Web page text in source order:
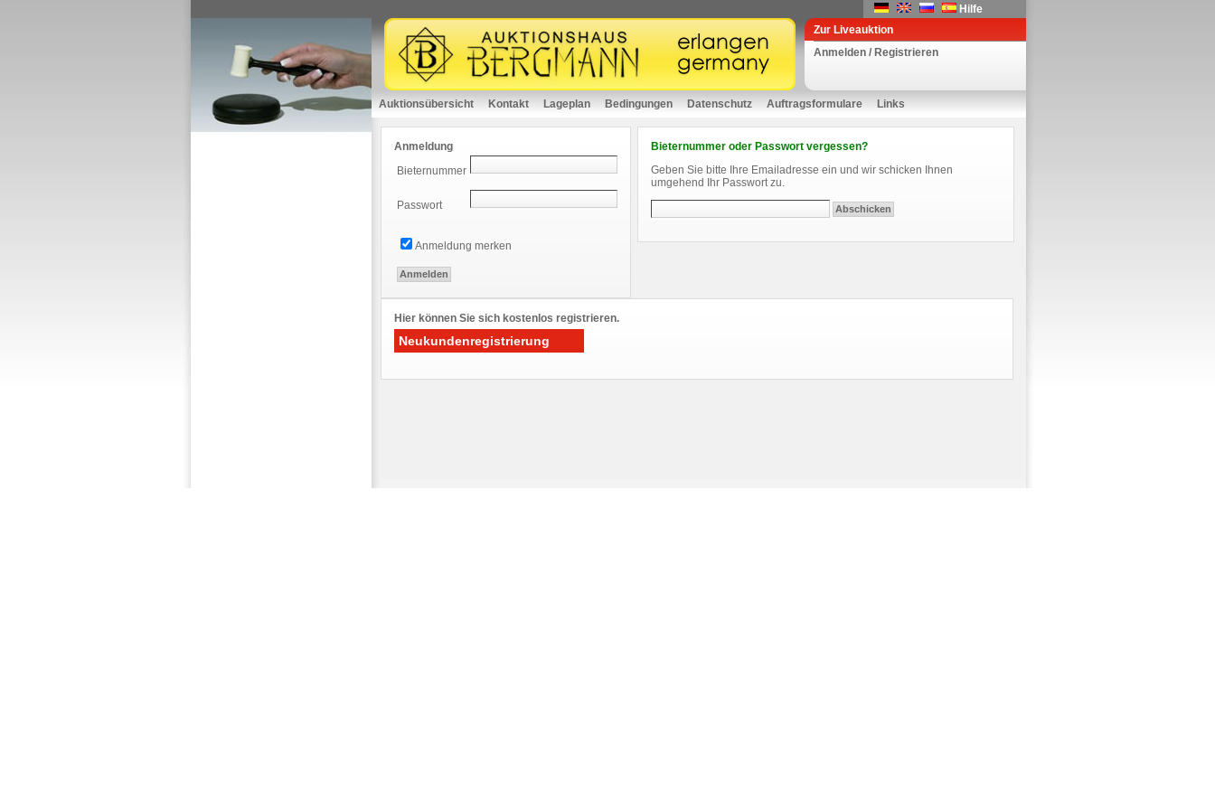
Hilfe
Zur Liveauktion
Anmelden / Registrieren
Auktionsübersicht Kontakt Lageplan Bedingungen Datenschutz Auftragsformulare Links
Anmeldung
Bieternummer
Passwort
Anmeldung merken
Bieternummer oder Passwort vergessen?
Geben Sie bitte Ihre Emailadresse ein und wir schicken Ihnen
umgehend Ihr Passwort zu.
Hier können Sie sich kostenlos registrieren.
Neukundenregistrierung